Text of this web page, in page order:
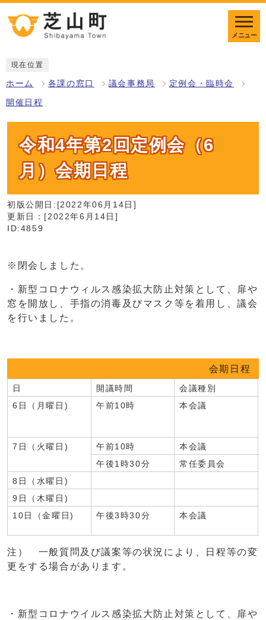
メニュー
現在位置
ホーム 各課の窓口 議会事務局 定例会・臨時会
開催日程
令和4年第2回定例会（6
月）会期日程
初版公開日:[2022年06月14日]
更新日：[2022年6月14日]
ID:4859
※閉会しました。
・新型コロナウィルス感染拡大防止対策として、扉や
窓を開放し、手指の消毒及びマスク等を着用し、議会
を行いました。
会期日程
日 開議時間 会議種別
6日（月曜日)
午前10時 本会議
7日（火曜日)
午前10時 本会議
午後1時30分
常任委員会
8日（水曜日)
9日（木曜日)
10日（金曜日)
午後3時30分 本会議
注） 一般質問及び議案等の状況により、日程等の変
更をする場合があります。
・新型コロナウイルス感染拡大防止対策として、扉や